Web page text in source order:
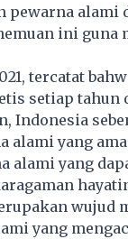
pewarna alami
ini guna
tercatat
setiap
Indonesia
alami yang
alami yang
wujud
yang